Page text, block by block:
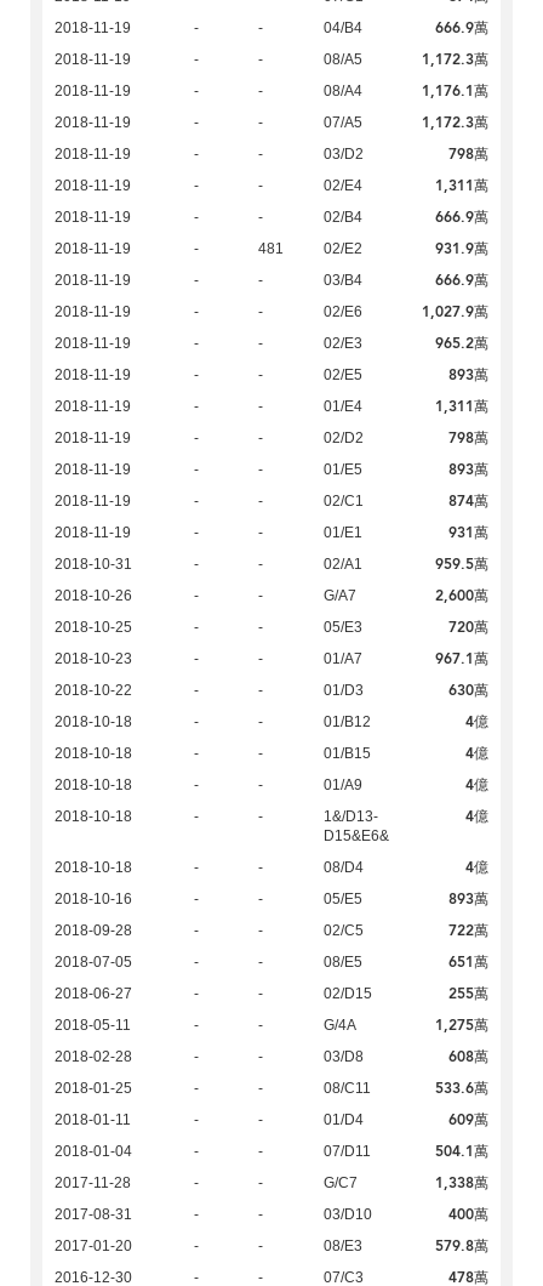
2018-11-19 - - 04/B4 666.9萬
2018-11-19 - - 08/A5 1,172.3萬
2018-11-19 - - 08/A4 1,176.1萬
2018-11-19 - - 07/A5 1,172.3萬
2018-11-19 - - 03/D2 798萬
2018-11-19 - - 02/E4 1,311萬
2018-11-19 - - 02/B4 666.9萬
2018-11-19 - 481 02/E2 931.9萬
2018-11-19 - - 03/B4 666.9萬
2018-11-19 - - 02/E6 1,027.9萬
2018-11-19 - - 02/E3 965.2萬
2018-11-19 - - 02/E5 893萬
2018-11-19 - - 01/E4 1,311萬
2018-11-19 - - 02/D2 798萬
2018-11-19 - - 01/E5 893萬
2018-11-19 - - 02/C1 874萬
2018-11-19 - - 01/E1 931萬
2018-10-31 - - 02/A1 959.5萬
2018-10-26 - - G/A7 2,600萬
2018-10-25 - - 05/E3 720萬
2018-10-23 - - 01/A7 967.1萬
2018-10-22 - - 01/D3 630萬
2018-10-18 - - 01/B12 4億
2018-10-18 - - 01/B15 4億
2018-10-18 - - 01/A9 4億
2018-10-18 - -
1&/D13-
D15&E6&
4億
2018-10-18 - - 08/D4 4億
2018-10-16 - - 05/E5 893萬
2018-09-28 - - 02/C5 722萬
2018-07-05 - - 08/E5 651萬
2018-06-27 - - 02/D15 255萬
2018-05-11 - - G/4A 1,275萬
2018-02-28 - - 03/D8 608萬
2018-01-25 - - 08/C11 533.6萬
2018-01-11 - - 01/D4 609萬
2018-01-04 - - 07/D11 504.1萬
2017-11-28 - - G/C7 1,338萬
2017-08-31 - - 03/D10 400萬
2017-01-20 - - 08/E3 579.8萬
2016-12-30 - - 07/C3 478萬